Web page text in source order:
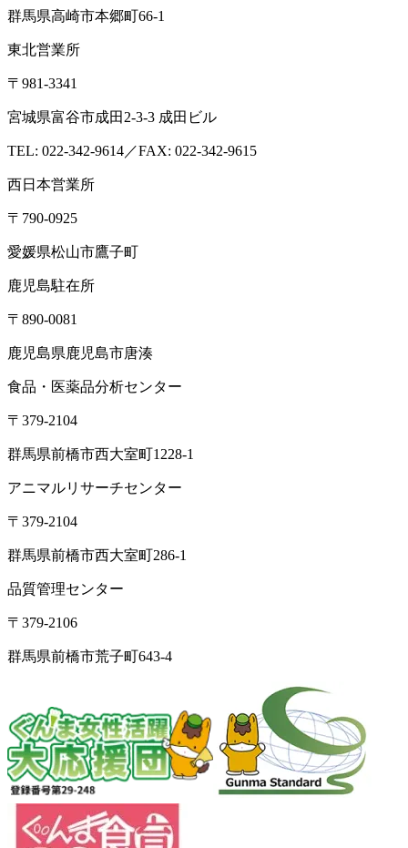
群馬県高崎市本郷町66-1
東北営業所
〒981-3341
宮城県富谷市成田2-3-3 成田ビル
TEL: 022-342-9614／FAX: 022-342-9615
西日本営業所
〒790-0925
愛媛県松山市鷹子町
鹿児島駐在所
〒890-0081
鹿児島県鹿児島市唐湊
食品・医薬品分析センター
〒379-2104
群馬県前橋市西大室町1228-1
アニマルリサーチセンター
〒379-2104
群馬県前橋市西大室町286-1
品質管理センター
〒379-2106
群馬県前橋市荒子町643-4